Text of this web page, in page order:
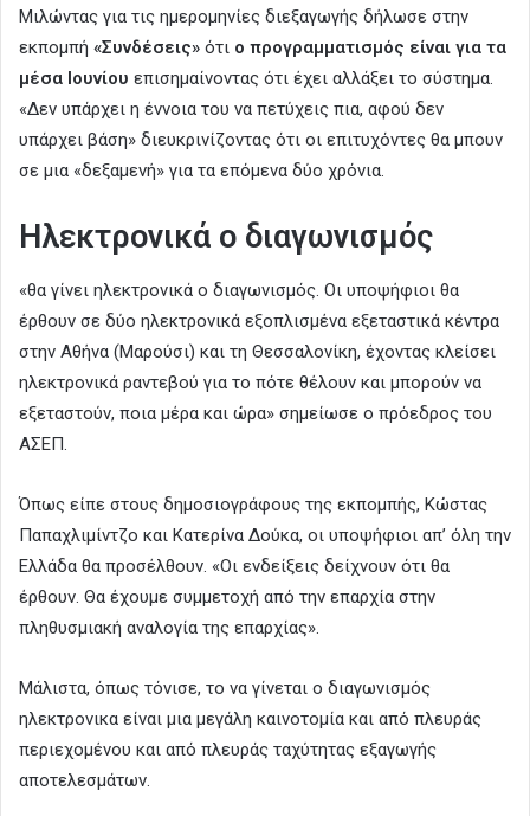
Mιλώντας για τις ημερομηνίες διεξαγωγής δήλωσε στην
εκπομπή «Συνδέσεις» ότι ο προγραμματισμός είναι για τα
μέσα Ιουνίου επισημαίνοντας ότι έχει αλλάξει το σύστημα.
«Δεν υπάρχει η έννοια του να πετύχεις πια, αφού δεν
υπάρχει βάση» διευκρινίζοντας ότι οι επιτυχόντες θα μπουν
σε μια «δεξαμενή» για τα επόμενα δύο χρόνια.
Ηλεκτρονικά ο διαγωνισμός
«θα γίνει ηλεκτρονικά ο διαγωνισμός. Οι υποψήφιοι θα
έρθουν σε δύο ηλεκτρονικά εξοπλισμένα εξεταστικά κέντρα
στην Αθήνα (Μαρούσι) και τη Θεσσαλονίκη, έχοντας κλείσει
ηλεκτρονικά ραντεβού για το πότε θέλουν και μπορούν να
εξεταστούν, ποια μέρα και ώρα» σημείωσε ο πρόεδρος του
ΑΣΕΠ.
Όπως είπε στους δημοσιογράφους της εκπομπής, Κώστας
Παπαχλιμίντζο και Κατερίνα Δούκα, οι υποψήφιοι απ’ όλη την
Ελλάδα θα προσέλθουν. «Οι ενδείξεις δείχνουν ότι θα
έρθουν. Θα έχουμε συμμετοχή από την επαρχία στην
πληθυσμιακή αναλογία της επαρχίας».
Μάλιστα, όπως τόνισε, το να γίνεται ο διαγωνισμός
ηλεκτρονικα είναι μια μεγάλη καινοτομία και από πλευράς
περιεχομένου και από πλευράς ταχύτητας εξαγωγής
αποτελεσμάτων.